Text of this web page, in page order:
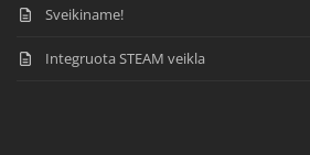
Sveikiname!
Integruota STEAM veikla